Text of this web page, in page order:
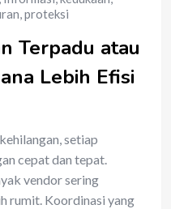
,proteksi
Terpadu atau
Lebih Efisi
setiap
cepat dan tepat.
vendor sering
rumit. Koordinasi yang